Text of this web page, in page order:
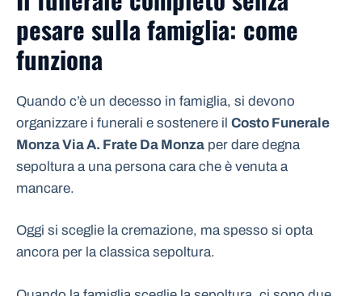
pesare sulla famiglia: come
funziona
Quando c’è un decesso in famiglia, si devono
organizzare i funerali e sostenere il Costo Funerale
Monza Via A. Frate Da Monza per dare degna
sepoltura a una persona cara che è venuta a
mancare.
Oggi si sceglie la cremazione, ma spesso si opta
ancora per la classica sepoltura.